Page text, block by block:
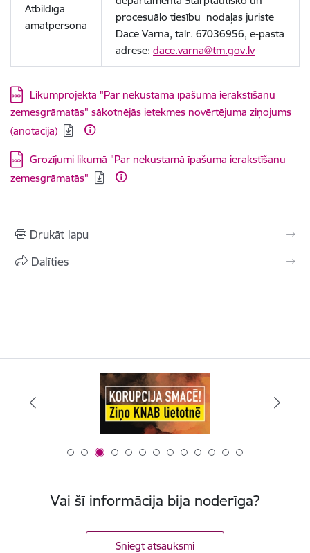
Atbildīgā
amatpersona
procesuālo tiesību nodaļas juriste
Dace Vārna, tālr. 67036956, e-pasta
adrese: dace.varna@tm.gov.lv
Lejupielādēt:
Likumprojekta "Par nekustamā īpašuma ierakstīšanu
zemesgrāmatās" sākotnējās ietekmes novērtējuma ziņojums
(anotācija)
Lejupielādēt:
Grozījumi likumā "Par nekustamā īpašuma ierakstīšanu
zemesgrāmatās"
Drukāt lapu
Dalīties
Vai šī informācija bija noderīga?
Sniegt atsauksmi